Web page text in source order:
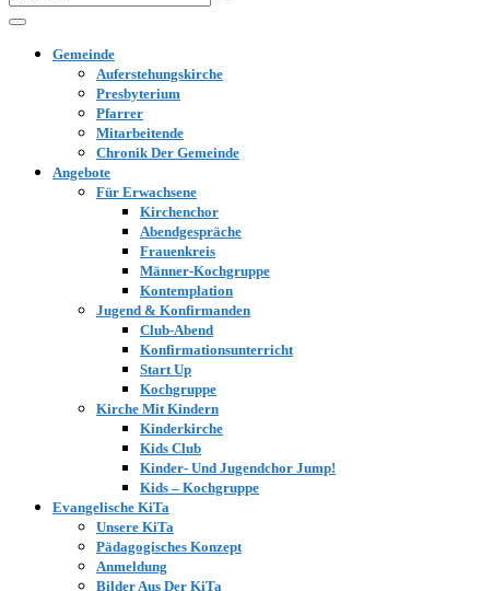
Gemeinde
Auferstehungskirche
Presbyterium
Pfarrer
Mitarbeitende
Chronik Der Gemeinde
Angebote
Für Erwachsene
Kirchenchor
Abendgespräche
Frauenkreis
Männer-Kochgruppe
Kontemplation
Jugend & Konfirmanden
Club-Abend
Konfirmationsunterricht
Start Up
Kochgruppe
Kirche Mit Kindern
Kinderkirche
Kids Club
Kinder- Und Jugendchor Jump!
Kids – Kochgruppe
Evangelische KiTa
Unsere KiTa
Pädagogisches Konzept
Anmeldung
Bilder Aus Der KiTa